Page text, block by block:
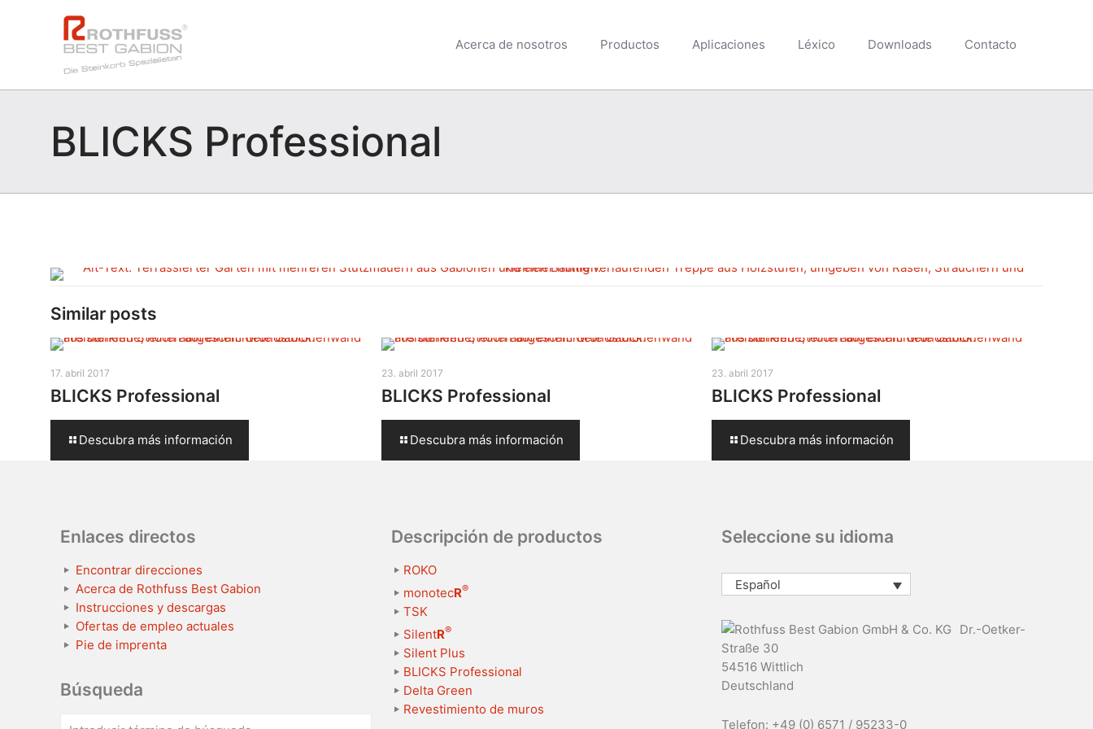
Acerca de nosotros Productos Aplicaciones Léxico Downloads Contacto
BLICKS Professional
Similar posts
17. abril 2017
BLICKS Professional
Descubra más información
23. abril 2017
BLICKS Professional
Descubra más información
23. abril 2017
BLICKS Professional
Descubra más información
Enlaces directos
Encontrar direcciones
Acerca de Rothfuss Best Gabion
Instrucciones y descargas
Ofertas de empleo actuales
Pie de imprenta
Búsqueda
Descripción de productos
ROKO
monotecR®
TSK
SilentR®
Silent Plus
BLICKS Professional
Delta Green
Revestimiento de muros
Seleccione su idioma
Español
Dr.-Oetker-
Straße 30
54516 Wittlich
Deutschland
Telefon: +49 (0) 6571 / 95233-0